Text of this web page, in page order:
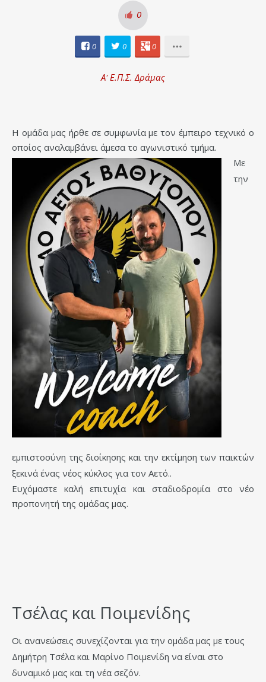
0
0 0 0
Α' Ε.Π.Σ. Δράμας
Η ομάδα μας ήρθε σε συμφωνία με τον έμπειρο τεχνικό ο
οποίος αναλαμβάνει άμεσα το αγωνιστικό τμήμα.
Με
την
εμπιστοσύνη της διοίκησης και την εκτίμηση των παικτών
ξεκινά ένας νέος κύκλος για τον Αετό..
Ευχόμαστε καλή επιτυχία και σταδιοδρομία στο νέο
προπονητή της ομάδας μας.
Τσέλας και Ποιμενίδης
Οι ανανεώσεις συνεχίζονται για την ομάδα μας με τους
Δημήτρη Τσέλα και Μαρίνο Ποιμενίδη να είναι στο
δυναμικό μας και τη νέα σεζόν.